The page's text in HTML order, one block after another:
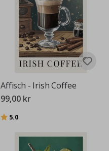
Affisch - Irish Coffee
99,00 kr
Betyg:
5.0